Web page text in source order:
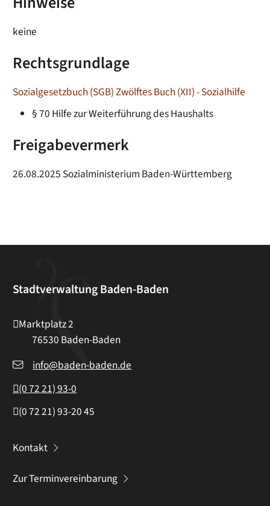
keine
Rechtsgrundlage
Sozialgesetzbuch (SGB) Zwölftes Buch (XII) - Sozialhilfe
§ 70 Hilfe zur Weiterführung des Haushalts
Freigabevermerk
26.08.2025 Sozialministerium Baden-Württemberg
Stadtverwaltung Baden-Baden
Marktplatz 2
76530 Baden-Baden
info@baden-baden.de
(07221) 93-0
(07221) 93-2045
Kontakt
Zur Terminvereinbarung